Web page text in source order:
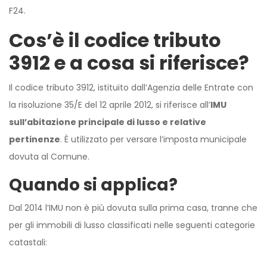
F24.
Cos’è il codice tributo
3912 e a cosa si riferisce?
Il codice tributo 3912, istituito dall’Agenzia delle Entrate con
la risoluzione 35/E del 12 aprile 2012, si riferisce all’IMU
sull’abitazione principale di lusso e relative
pertinenze. È utilizzato per versare l’imposta municipale
dovuta al Comune.
Quando si applica?
Dal 2014 l’IMU non è più dovuta sulla prima casa, tranne che
per gli immobili di lusso classificati nelle seguenti categorie
catastali: